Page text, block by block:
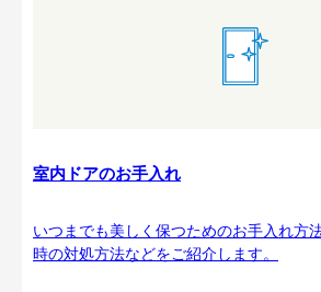
室内ドアのお手入れ
いつまでも美しく保つためのお手入れ方
時の対処方法などをご紹介します。